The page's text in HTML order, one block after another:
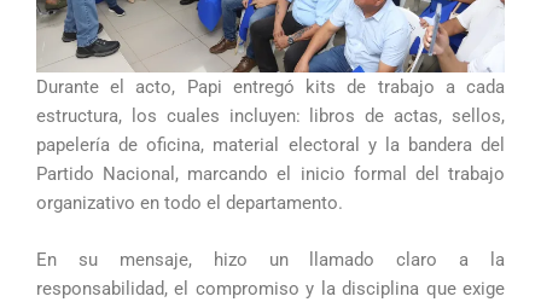
Durante el acto, Papi entregó kits de trabajo a cada
estructura, los cuales incluyen: libros de actas, sellos,
papelería de oficina, material electoral y la bandera del
Partido Nacional, marcando el inicio formal del trabajo
organizativo en todo el departamento.
En su mensaje, hizo un llamado claro a la
responsabilidad, el compromiso y la disciplina que exige